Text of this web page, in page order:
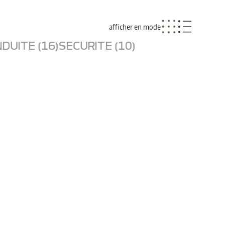
afficher en mode
(16)SECURITE (10)